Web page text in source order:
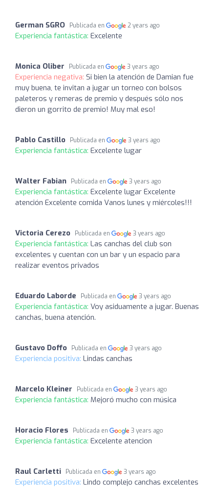
German SGRO Publicada en 2 years ago
Experiencia fantástica: Excelente
Monica Oliber Publicada en 3 years ago
Experiencia negativa: Si bien la atención de Damian fue
muy buena, te invitan a jugar un torneo con bolsos
paleteros y remeras de premio y después sólo nos
dieron un gorrito de premio! Muy mal eso!
Pablo Castillo Publicada en 3 years ago
Experiencia fantástica: Excelente lugar
Walter Fabian Publicada en 3 years ago
Experiencia fantástica: Excelente lugar Excelente
atención Excelente comida Vanos lunes y miércoles!!!
Victoria Cerezo Publicada en 3 years ago
Experiencia fantástica: Las canchas del club son
excelentes y cuentan con un bar y un espacio para
realizar eventos privados
Eduardo Laborde Publicada en 3 years ago
Experiencia fantástica: Voy asiduamente a jugar. Buenas
canchas, buena atención.
Gustavo Doffo Publicada en 3 years ago
Experiencia positiva: Lindas canchas
Marcelo Kleiner Publicada en 3 years ago
Experiencia fantástica: Mejoró mucho con música
Horacio Flores Publicada en 3 years ago
Experiencia fantástica: Excelente atencion
Raul Carletti Publicada en 3 years ago
Experiencia positiva: Lindo complejo canchas excelentes